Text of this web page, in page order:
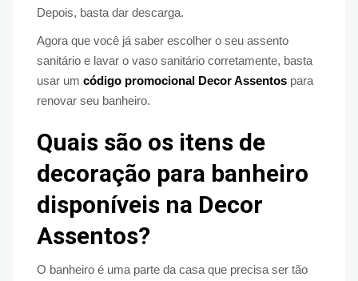
Depois, basta dar descarga.
Agora que você já saber escolher o seu assento
sanitário e lavar o vaso sanitário corretamente, basta
usar um código promocional Decor Assentos para
renovar seu banheiro.
Quais são os itens de
decoração para banheiro
disponíveis na Decor
Assentos?
O banheiro é uma parte da casa que precisa ser tão